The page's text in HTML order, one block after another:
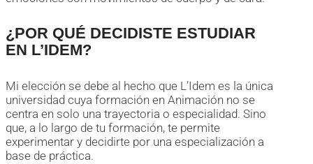
¿POR QUÉ DECIDISTE ESTUDIAR
EN L’IDEM?
Mi elección se debe al hecho que L’Idem es la única
universidad cuya formación en Animación no se
centra en solo una trayectoria o especialidad. Sino
que, a lo largo de tu formación, te permite
experimentar y decidirte por una especialización a
base de práctica.